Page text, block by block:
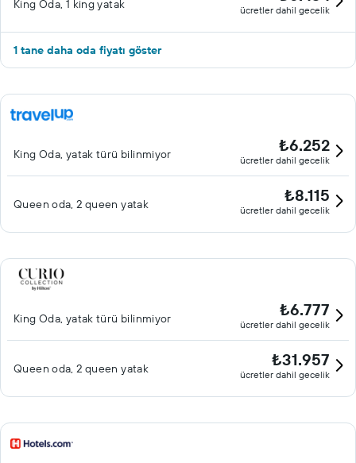
King Oda, 1 king yatak ücretler dahil gecelik
1 tane daha oda fiyatı göster
King Oda, yatak türü bilinmiyor ₺6.252
ücretler dahil gecelik
Queen oda, 2 queen yatak ₺8.115
ücretler dahil gecelik
King Oda, yatak türü bilinmiyor ₺6.777
ücretler dahil gecelik
Queen oda, 2 queen yatak ₺31.957
ücretler dahil gecelik